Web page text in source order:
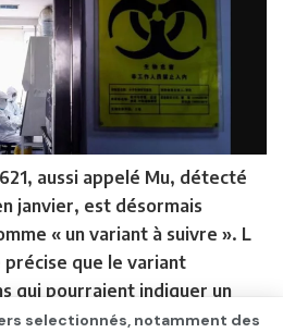
aussi appelé Mu, détecté
janvier, est désormais
« un variant à suivre ». L
précise que le variant
qui pourraient indiquer un
immunitaire (résistance aux
selectionnés, notamment des